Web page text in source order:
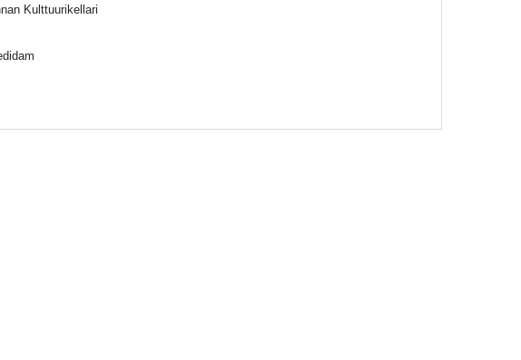
Kulttuurikellari